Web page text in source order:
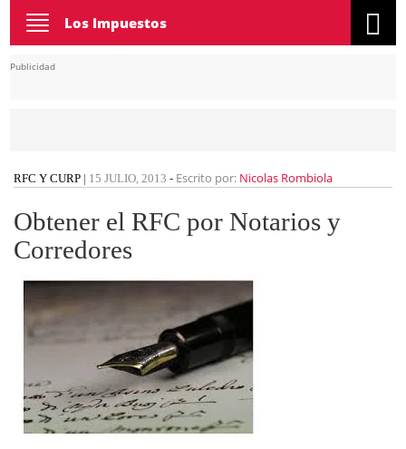
Toggle
navigation
Los Impuestos
Publicidad
RFC Y CURP | 15 JULIO, 2013 - Escrito por: Nicolas Rombiola
Obtener el RFC por Notarios y
Corredores